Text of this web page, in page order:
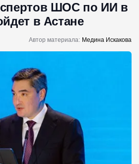
ШОС по ИИ в
в Астане
Автор материала: Медина Искакова